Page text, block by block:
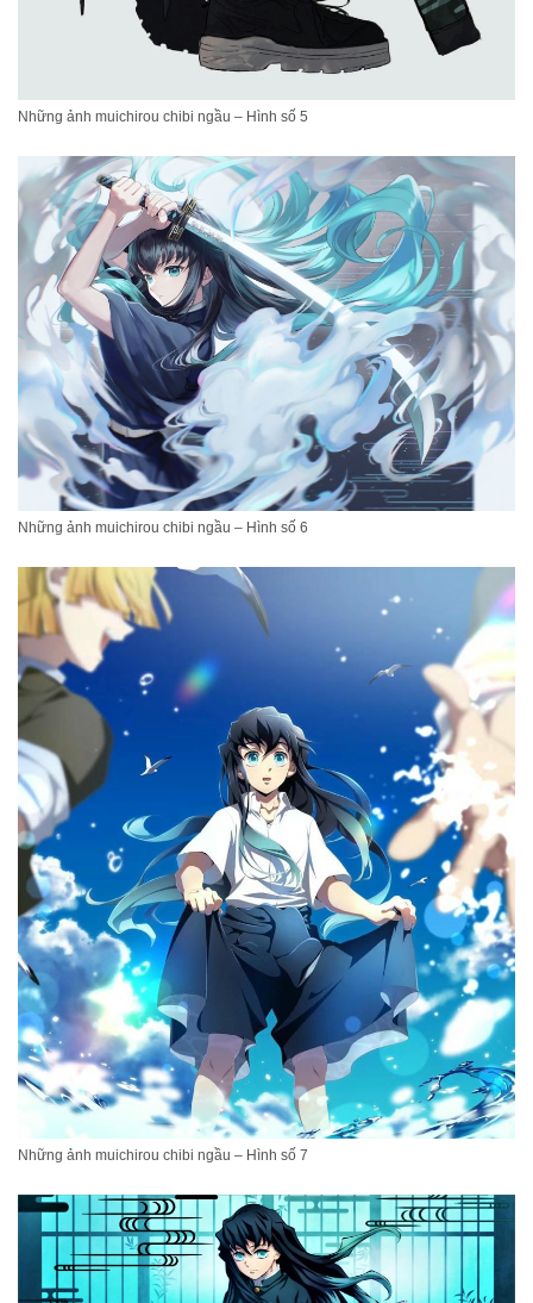
Những ảnh muichirou chibi ngầu – Hình số 5
Những ảnh muichirou chibi ngầu – Hình số 6
Những ảnh muichirou chibi ngầu – Hình số 7